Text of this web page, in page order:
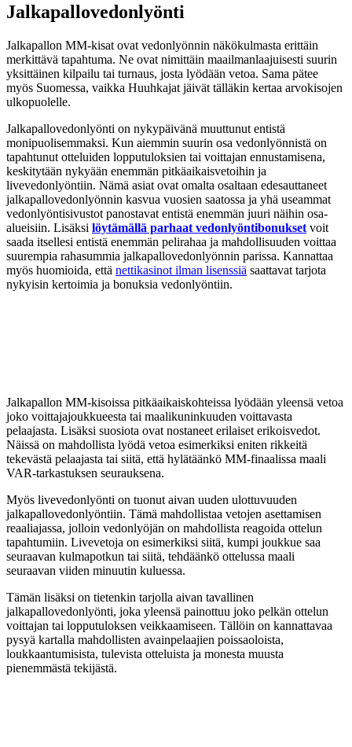
Jalkapallovedonlyönti
Jalkapallon MM-kisat ovat vedonlyönnin näkökulmasta erittäin
merkittävä tapahtuma. Ne ovat nimittäin maailmanlaajuisesti suurin
yksittäinen kilpailu tai turnaus, josta lyödään vetoa. Sama pätee
myös Suomessa, vaikka Huuhkajat jäivät tälläkin kertaa arvokisojen
ulkopuolelle.
Jalkapallovedonlyönti on nykypäivänä muuttunut entistä
monipuolisemmaksi. Kun aiemmin suurin osa vedonlyönnistä on
tapahtunut otteluiden lopputuloksien tai voittajan ennustamisena,
keskitytään nykyään enemmän pitkäaikaisvetoihin ja
livevedonlyöntiin. Nämä asiat ovat omalta osaltaan edesauttaneet
jalkapallovedonlyönnin kasvua vuosien saatossa ja yhä useammat
vedonlyöntisivustot panostavat entistä enemmän juuri näihin osa-
alueisiin. Lisäksi löytämällä parhaat vedonlyöntibonukset voit
saada itsellesi entistä enemmän pelirahaa ja mahdollisuuden voittaa
suurempia rahasummia jalkapallovedonlyönnin parissa. Kannattaa
myös huomioida, että nettikasinot ilman lisenssiä saattavat tarjota
nykyisin kertoimia ja bonuksia vedonlyöntiin.
Jalkapallon MM-kisoissa pitkäaikaiskohteissa lyödään yleensä vetoa
joko voittajajoukkueesta tai maalikuninkuuden voittavasta
pelaajasta. Lisäksi suosiota ovat nostaneet erilaiset erikoisvedot.
Näissä on mahdollista lyödä vetoa esimerkiksi eniten rikkeitä
tekevästä pelaajasta tai siitä, että hylätäänkö MM-finaalissa maali
VAR-tarkastuksen seurauksena.
Myös livevedonlyönti on tuonut aivan uuden ulottuvuuden
jalkapallovedonlyöntiin. Tämä mahdollistaa vetojen asettamisen
reaaliajassa, jolloin vedonlyöjän on mahdollista reagoida ottelun
tapahtumiin. Livevetoja on esimerkiksi siitä, kumpi joukkue saa
seuraavan kulmapotkun tai siitä, tehdäänkö ottelussa maali
seuraavan viiden minuutin kuluessa.
Tämän lisäksi on tietenkin tarjolla aivan tavallinen
jalkapallovedonlyönti, joka yleensä painottuu joko pelkän ottelun
voittajan tai lopputuloksen veikkaamiseen. Tällöin on kannattavaa
pysyä kartalla mahdollisten avainpelaajien poissaoloista,
loukkaantumisista, tulevista otteluista ja monesta muusta
pienemmästä tekijästä.